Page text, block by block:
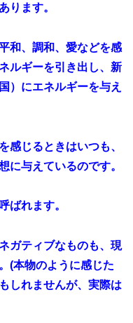
ります。
和、調和、愛などを感
ルギーを引き出し、新
）にエネルギーを与え
感じるときはいつも、
に与えているのです。
ばれます。
ガティブなものも、現
(本物のように感じた
しれませんが、実際は